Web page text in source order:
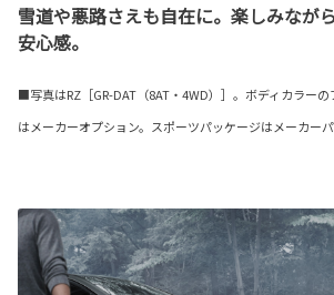
雪道や悪路さえも自在に。楽しみなが
安心感。
■写真はRZ［GR-DAT（8AT・4WD）］。ボディカラーの
はメーカーオプション。スポーツパッケージはメーカーパ